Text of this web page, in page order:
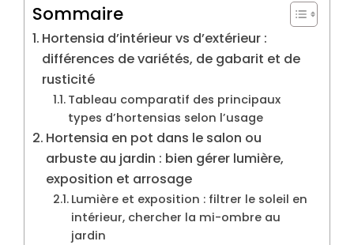
Sommaire
Hortensia d’intérieur vs d’extérieur :
différences de variétés, de gabarit et de
rusticité
Tableau comparatif des principaux
types d’hortensias selon l’usage
Hortensia en pot dans le salon ou
arbuste au jardin : bien gérer lumière,
exposition et arrosage
Lumière et exposition : filtrer le soleil en
intérieur, chercher la mi-ombre au
jardin